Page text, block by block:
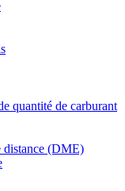
quantité de carburant
distance (DME)